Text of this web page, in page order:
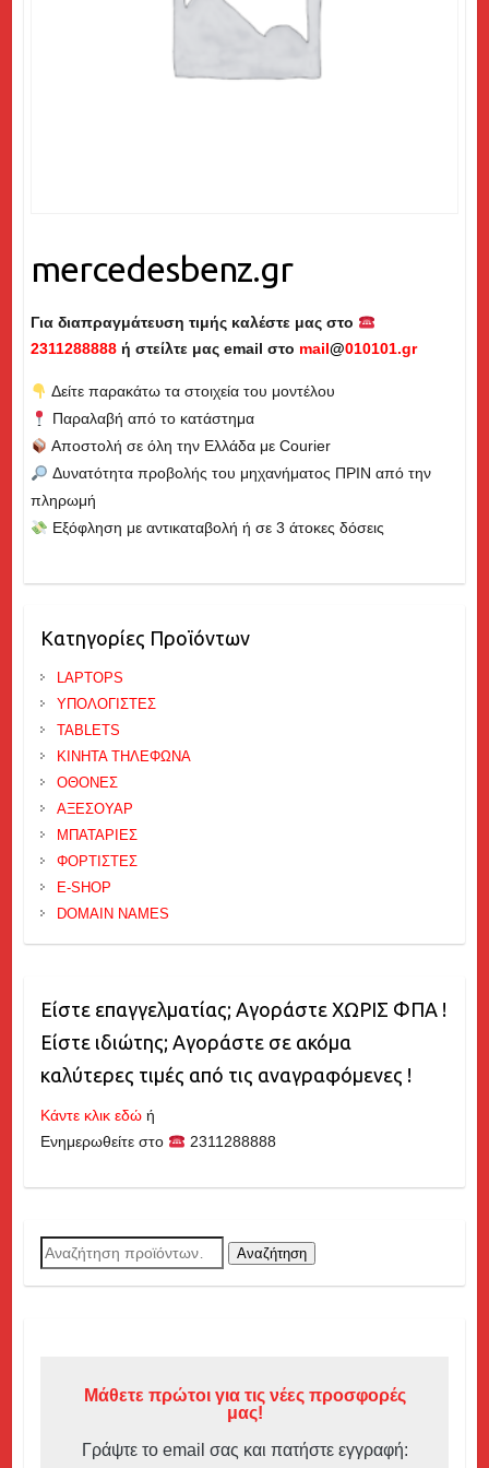
mercedesbenz.gr
Για διαπραγμάτευση τιμής καλέστε μας στο
2311288888ή στείλτε μας email στο mail@010101.gr
Δείτε παρακάτω τα στοιχεία του μοντέλου
Παραλαβή από το κατάστημα
Αποστολή σε όλη την Ελλάδα με Courier
Δυνατότητα προβολής του μηχανήματος ΠΡΙΝ από την
πληρωμή
Εξόφληση με αντικαταβολή ή σε 3 άτοκες δόσεις
Κατηγορίες Προϊόντων
LAPTOPS
ΥΠΟΛΟΓΙΣΤΕΣ
TABLETS
ΚΙΝΗΤΑ ΤΗΛΕΦΩΝΑ
ΟΘΟΝΕΣ
ΑΞΕΣΟΥΑΡ
ΜΠΑΤΑΡΙΕΣ
ΦΟΡΤΙΣΤΕΣ
E-SHOP
DOMAIN NAMES
Είστε επαγγελματίας; Αγοράστε ΧΩΡΙΣ ΦΠΑ !
Είστε ιδιώτης; Αγοράστε σε ακόμα
καλύτερες τιμές από τις αναγραφόμενες !
Κάντε κλικ εδώή
Ενημερωθείτε στο
2311288888
Αναζήτηση
για:
Αναζήτηση
Μάθετε πρώτοι για τις νέες προσφορές
μας!
Γράψτε το email σας και πατήστε εγγραφή: